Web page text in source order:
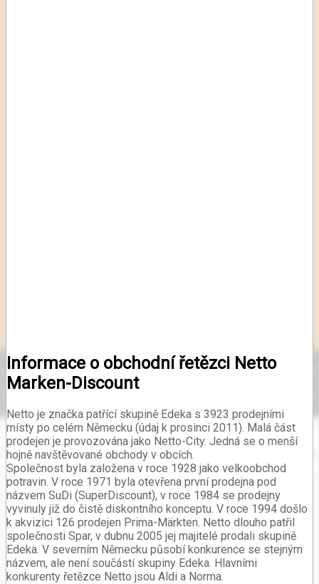
Informace o obchodní řetězci Netto
Marken-Discount
Netto je značka patřící skupině Edeka s 3923 prodejními
místy po celém Německu (údaj k prosinci 2011). Malá část
prodejen je provozována jako Netto-City. Jedná se o menší
hojně navštěvované obchody v obcích.
Společnost byla založena v roce 1928 jako velkoobchod
potravin. V roce 1971 byla otevřena první prodejna pod
názvem SuDi (SuperDiscount), v roce 1984 se prodejny
vyvinuly již do čistě diskontního konceptu. V roce 1994 došlo
k akvizici 126 prodejen Prima-Märkten. Netto dlouho patřil
společnosti Spar, v dubnu 2005 jej majitelé prodali skupině
Edeka. V severním Německu působí konkurence se stejným
názvem, ale není součástí skupiny Edeka. Hlavními
konkurenty řetězce Netto jsou Aldi a Norma.